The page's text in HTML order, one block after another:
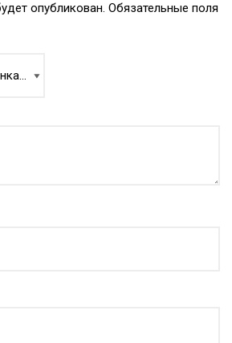
опубликован. Обязательные поля